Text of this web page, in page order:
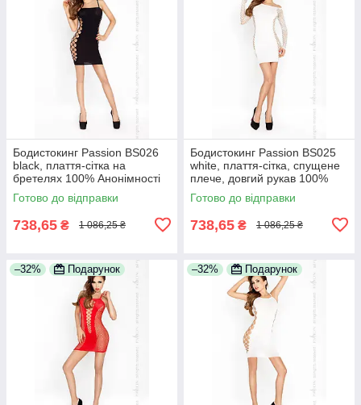
Бодистокинг Passion BS026
black, плаття-сітка на
бретелях 100% Анонімності
Готово до відправки
738,65 ₴ 1 086,25 ₴
Бодистокинг Passion BS025
white, плаття-сітка, спущене
плече, довгий рукав 100%
Анонімності
Готово до відправки
738,65 ₴ 1 086,25 ₴
–32% Подарунок –32% Подарунок